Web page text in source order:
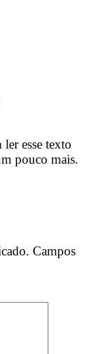
esse texto
pouco mais.
Campos